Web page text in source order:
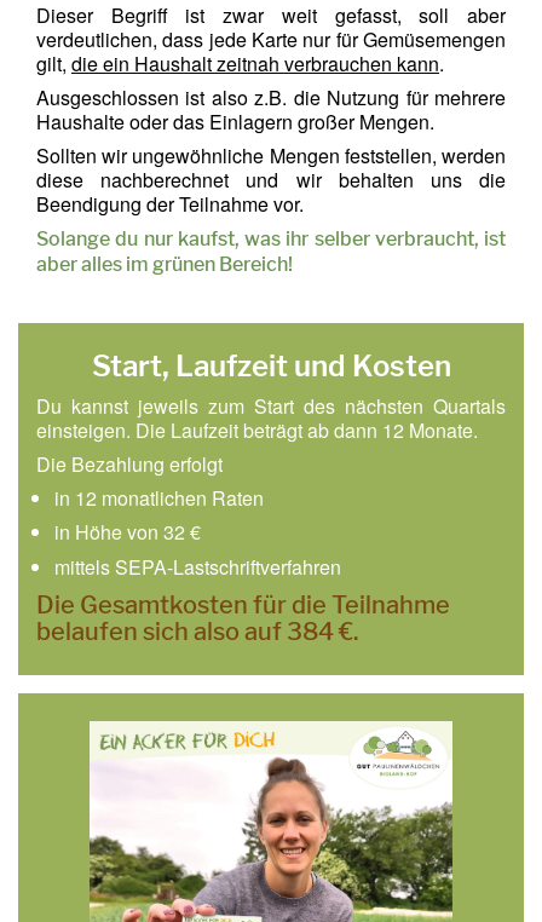
Dieser Begriff ist zwar weit gefasst, soll aber
verdeutlichen, dass jede Karte nur für Gemüsemengen
gilt, die ein Haushalt zeitnah verbrauchen kann.
Ausgeschlossen ist also z.B. die Nutzung für mehrere
Haushalte oder das Einlagern großer Mengen.
Sollten wir ungewöhnliche Mengen feststellen, werden
diese nachberechnet und wir behalten uns die
Beendigung der Teilnahme vor.
Solange du nur kaufst, was ihr selber verbraucht, ist
aber alles im grünen Bereich!
Start, Laufzeit und Kosten
Du kannst jeweils zum Start des nächsten Quartals
einsteigen. Die Laufzeit beträgt ab dann 12 Monate.
Die Bezahlung erfolgt
in 12 monatlichen Raten
in Höhe von 32 €
mittels SEPA-Lastschriftverfahren
Die Gesamtkosten für die Teilnahme
belaufen sich also auf 384 €.